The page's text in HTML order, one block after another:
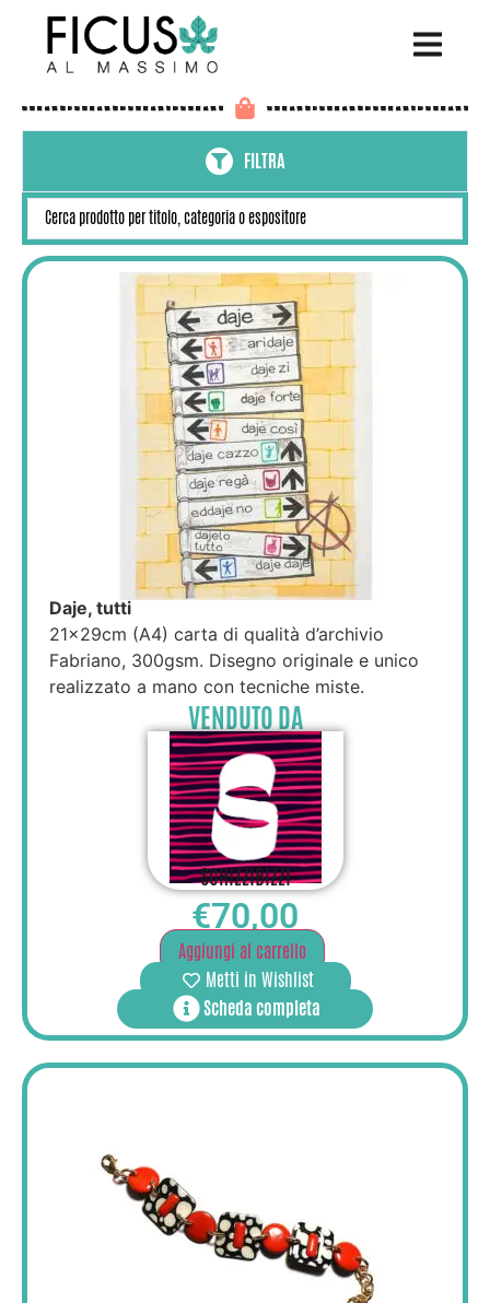
FILTRA
Daje, tutti
21×29cm (A4) carta di qualità d’archivio
Fabriano, 300gsm. Disegno originale e unico
realizzato a mano con tecniche miste.
VENDUTO DA
SCHIZZIBIZZI
€70,00
Aggiungi al carrello
Metti in Wishlist
Scheda completa